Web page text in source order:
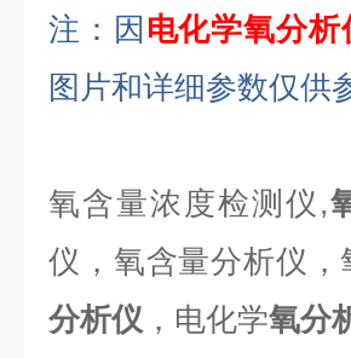
注：因 电化学氧分析
图片和详细参数仅供
氧含量浓度检测仪,
仪，氧含量分析仪
分析仪 ，电化学氧分